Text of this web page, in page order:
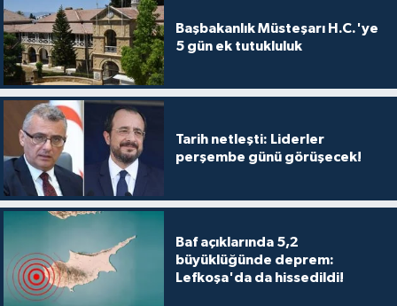
Başbakanlık Müsteşarı H.C.'ye
5 gün ek tutukluluk
Tarih netleşti: Liderler
perşembe günü görüşecek!
Baf açıklarında 5,2
büyüklüğünde deprem:
Lefkoşa'da da hissedildi!
TİCARET
YAŞAM